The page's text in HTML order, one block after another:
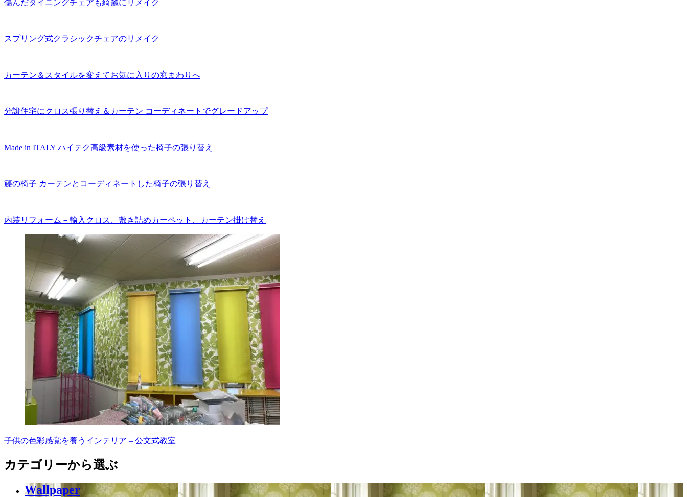
傷んだダイニングチェアも綺麗にリメイク
スプリング式クラシックチェアのリメイク
カーテン＆スタイルを変えてお気に入りの窓まわりへ
分譲住宅にクロス張り替え＆カーテン コーディネートでグレードアップ
Made in ITALY ハイテク高級素材を使った椅子の張り替え
籐の椅子 カーテンとコーディネートした椅子の張り替え
内装リフォーム－輸入クロス、敷き詰めカーペット、カーテン掛け替え
子供の色彩感覚を養うインテリア – 公文式教室
カテゴリーから選ぶ
Wallpaper